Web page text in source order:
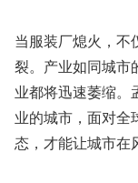
当服装厂熄火，不
裂。产业如同城市
业都将迅速萎缩。
业的城市，面对全
态，才能让城市在